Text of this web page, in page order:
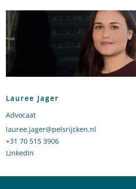
Lauree Jager
Advocaat
Stuur een e-mail naar Lauree Jager
lauree.jager@pelsrijcken.nl
Bel naar Lauree Jager
+31 70 515 3906
LinkedIn